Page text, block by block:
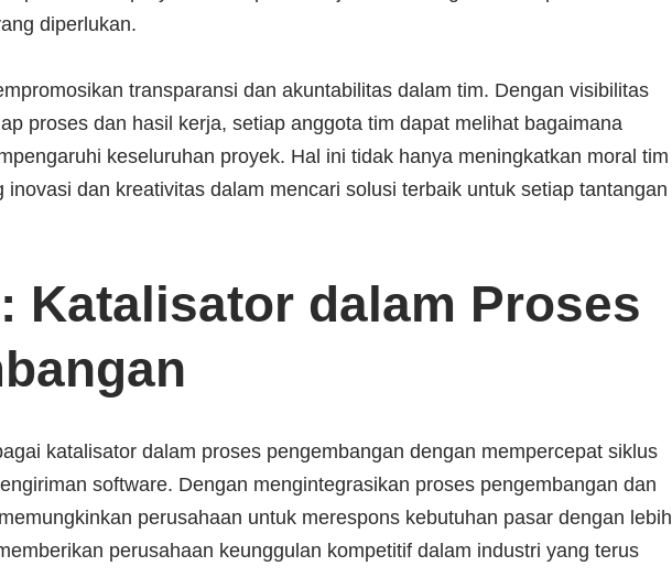
diperlukan.
transparansi dan akuntabilitas dalam tim. Dengan visibilitas
proses dan hasil kerja, setiap anggota tim dapat melihat bagaimana
keseluruhan proyek. Hal ini tidak hanya meningkatkan moral tim
inovasi dan kreativitas dalam mencari solusi terbaik untuk setiap tantangan
Katalisator dalam Proses
katalisator dalam proses pengembangan dengan mempercepat siklus
software. Dengan mengintegrasikan proses pengembangan dan
perusahaan untuk merespons kebutuhan pasar dengan lebih
perusahaan keunggulan kompetitif dalam industri yang terus